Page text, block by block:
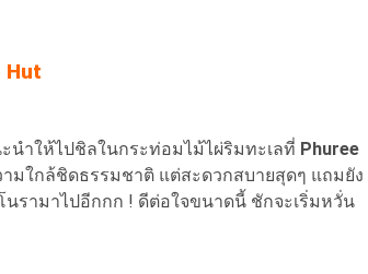
Hut
ำให้ไปชิลในกระท่อมไม้ไผ่ริมทะเลที่ Phuree
มใกล้ชิดธรรมชาติ แต่สะดวกสบายสุดๆ แถมยัง
นรามาไปอีกกก ! ดีต่อใจขนาดนี้ ชักจะเริ่มหวั่น